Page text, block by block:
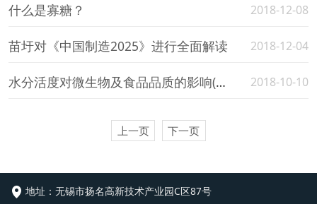
什么是寡糖？ 2018-12-08
苗圩对《中国制造2025》进行全面解读 2018-12-04
水分活度对微生物及食品品质的影响(华科水分活度仪转） 2018-10-10
上一页 下一页
地址： 无锡市扬名高新技术产业园C区87号